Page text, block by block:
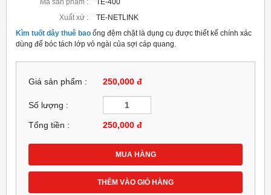
Mã sản phẩm :
TE-400
Xuất xứ :
TE-NETLINK
Kìm tuốt dây thuê bao ống đệm chặt là dụng cụ được thiết kế chính xác
dùng để bóc tách lớp vỏ ngài của sợi cáp quang.
Giá sản phẩm : 250,000 đ
Số lượng :
Tổng tiền : 250,000 đ
MUA HÀNG
THÊM VÀO GIỎ HÀNG